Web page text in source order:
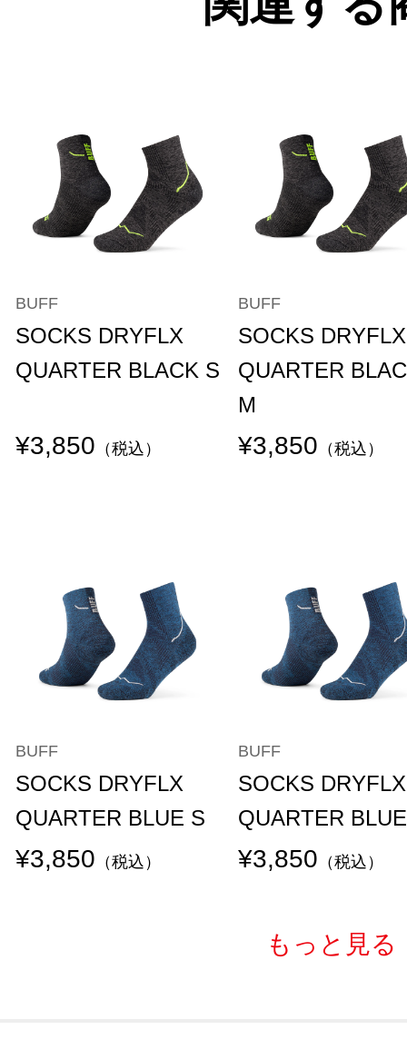
BUFF
SOCKS DRYFLX
QUARTER BLACK S
¥3,850 （税込）
BUFF
SOCKS DRYFLX
QUARTER
M
¥3,850 （税込）
BUFF
SOCKS DRYFLX
QUARTER BLUE S
¥3,850 （税込）
BUFF
SOCKS DRYFLX
QUARTER
¥3,850 （税込）
もっと見る